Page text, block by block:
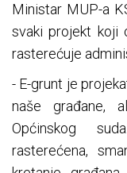
Ministar MUP-a
svaki projekt koji
rasterećuje
- E-grunt je
naše građane,
Općinskog
rasterećena,